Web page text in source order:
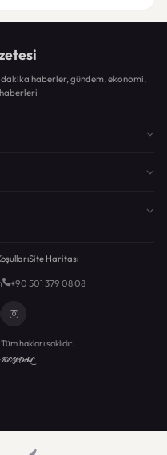
haberler, gündem, ekonomi,
Site Haritası
+90 501 379 08 08
hakları saklıdır.